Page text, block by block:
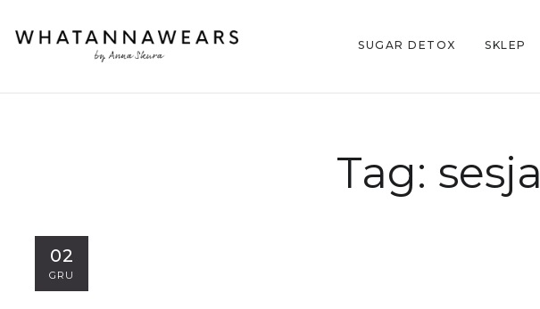
SUGAR DETOX SKLEP
Tag: sesja
02
GRU